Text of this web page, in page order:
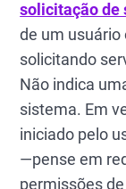
solicitação de
de um
solicitando
Não indica
sistema. Em
iniciado pelo
—pense em
permissões